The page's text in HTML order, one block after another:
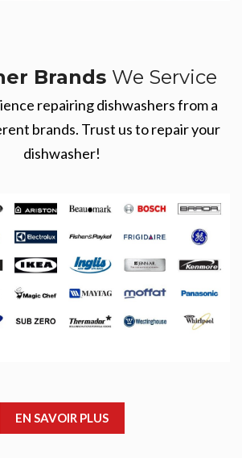
Brands We Service
repairing dishwashers from a
brands. Trust us to repair your
dishwasher!
EN SAVOIR PLUS